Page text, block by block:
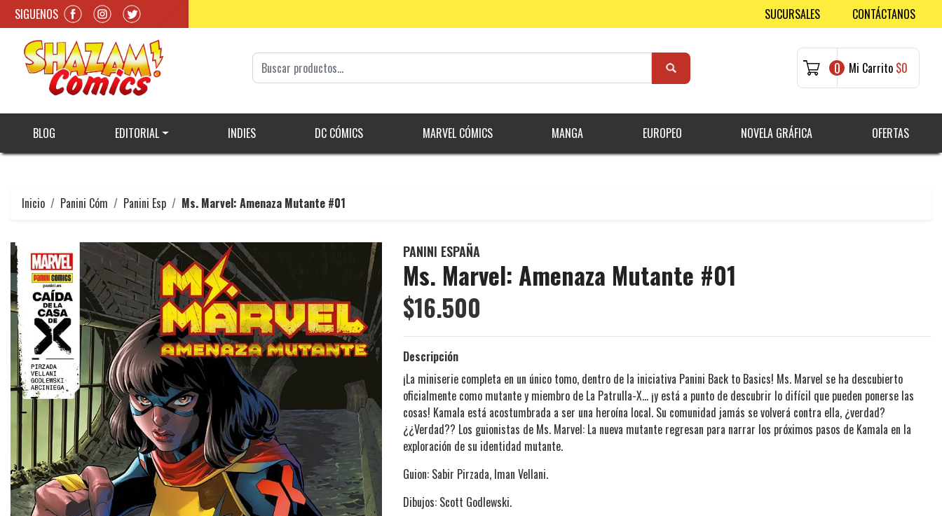
SIGUENOS SUCURSALES CONTÁCTANOS
0 Mi Carrito $0
BLOG EDITORIAL INDIES DC CÓMICS MARVEL CÓMICS MANGA EUROPEO NOVELA GRÁFICA OFERTAS
Inicio Panini Cóm Panini Esp Ms. Marvel: Amenaza Mutante #01
PANINI ESPAÑA
Ms. Marvel: Amenaza Mutante #01
$16.500
Descripción
¡La miniserie completa en un único tomo, dentro de la iniciativa Panini Back to Basics! Ms. Marvel se ha descubierto
oficialmente como mutante y miembro de La Patrulla-X... ¡y está a punto de descubrir lo difícil que pueden ponerse las
cosas! Kamala está acostumbrada a ser una heroína local. Su comunidad jamás se volverá contra ella, ¿verdad?
¿¿Verdad?? Los guionistas de Ms. Marvel: La nueva mutante regresan para narrar los próximos pasos de Kamala en la
exploración de su identidad mutante.
Guion: Sabir Pirzada, Iman Vellani.
Dibujos: Scott Godlewski.